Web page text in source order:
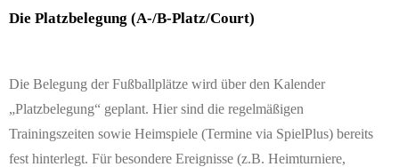
Die Platzbelegung (A-/B-Platz/Court)
Die Belegung der Fußballplätze wird über den Kalender
„Platzbelegung“ geplant. Hier sind die regelmäßigen
Trainingszeiten sowie Heimspiele (Termine via SpielPlus) bereits
fest hinterlegt. Für besondere Ereignisse (z.B. Heimturniere,